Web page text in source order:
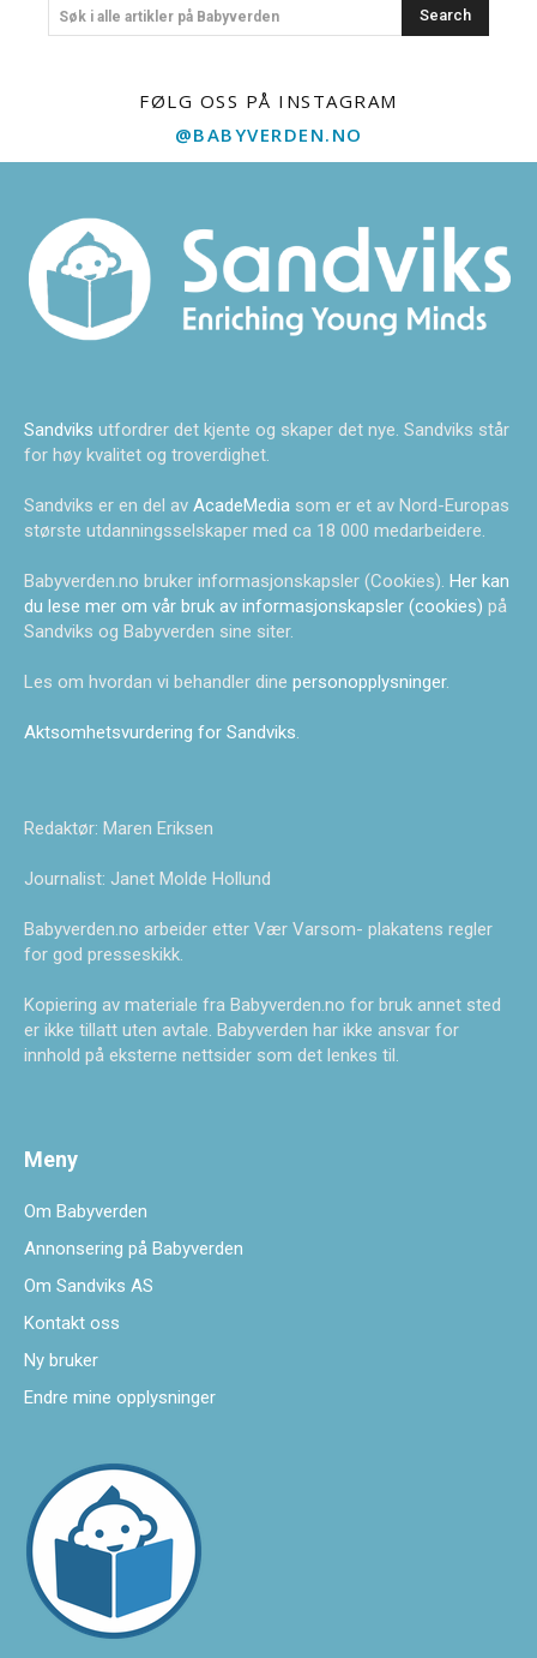
Søk i alle artikler på Babyverden Search
FØLG OSS PÅ INSTAGRAM
@BABYVERDEN.NO
Sandviks utfordrer det kjente og skaper det nye. Sandviks står
for høy kvalitet og troverdighet.
Sandviks er en del av AcadeMedia som er et av Nord-Europas
største utdanningsselskaper med ca 18 000 medarbeidere.
Babyverden.no bruker informasjonskapsler (Cookies). Her kan
du lese mer om vår bruk av informasjonskapsler (cookies) på
Sandviks og Babyverden sine siter.
Les om hvordan vi behandler dine personopplysninger.
Aktsomhetsvurdering for Sandviks.
Redaktør: Maren Eriksen
Journalist: Janet Molde Hollund
Babyverden.no arbeider etter Vær Varsom- plakatens regler
for god presseskikk.
Kopiering av materiale fra Babyverden.no for bruk annet sted
er ikke tillatt uten avtale. Babyverden har ikke ansvar for
innhold på eksterne nettsider som det lenkes til.
Meny
Om Babyverden
Annonsering på Babyverden
Om Sandviks AS
Kontakt oss
Ny bruker
Endre mine opplysninger